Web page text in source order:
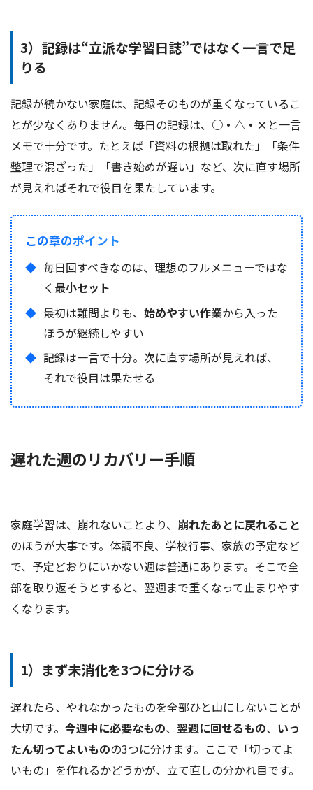
3）記録は“立派な学習日誌”ではなく一言で足
りる
記録が続かない家庭は、記録そのものが重くなっているこ
とが少なくありません。毎日の記録は、 ○・△・× と一言
メモで十分です。たとえば「資料の根拠は取れた」「条件
整理で混ざった」「書き始めが遅い」など、次に直す場所
が見えればそれで役目を果たしています。
この章のポイント
毎日回すべきなのは、理想のフルメニューではな
く 最小セット
最初は難問よりも、 始めやすい作業から入った
ほうが継続しやすい
記録は一言で十分。次に直す場所が見えれば、
それで役目は果たせる
遅れた週のリカバリー手順
家庭学習は、崩れないことより、 崩れたあとに戻れること
のほうが大事です。体調不良、学校行事、家族の予定など
で、予定どおりにいかない週は普通にあります。そこで全
部を取り返そうとすると、翌週まで重くなって止まりやす
くなります。
1）まず未消化を3つに分ける
遅れたら、やれなかったものを全部ひと山にしないことが
大切です。 今週中に必要なもの、 翌週に回せるもの、 いっ
たん切ってよいものの3つに分けます。ここで「切ってよ
いもの」を作れるかどうかが、立て直しの分かれ目です。